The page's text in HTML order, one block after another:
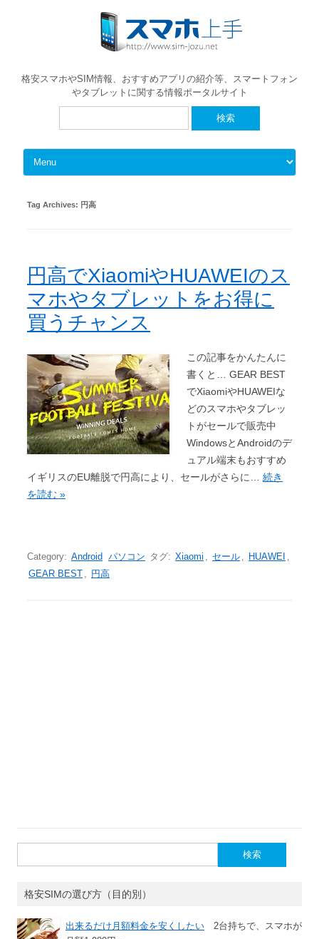
格安スマホやSIM情報、おすすめアプリの紹介等、スマートフォン
やタブレットに関する情報ポータルサイト
Skip to content
Tag Archives: 円高
円高でXiaomiやHUAWEIのス
マホやタブレットをお得に
買うチャンス
この記事をかんたんに
書くと… GEAR BEST
でXiaomiやHUAWEIな
どのスマホやタブレッ
トがセールで販売中
WindowsとAndroidのデ
ュアル端末もおすすめ
イギリスのEU離脱で円高により、セールがさらに… 続き
を読む »
Category: Android パソコン タグ: Xiaomi , セール , HUAWEI ,
GEAR BEST , 円高
索:
格安SIMの選び方（目的別）
出来るだけ月額料金を安くしたい 2台持ちで、スマホが